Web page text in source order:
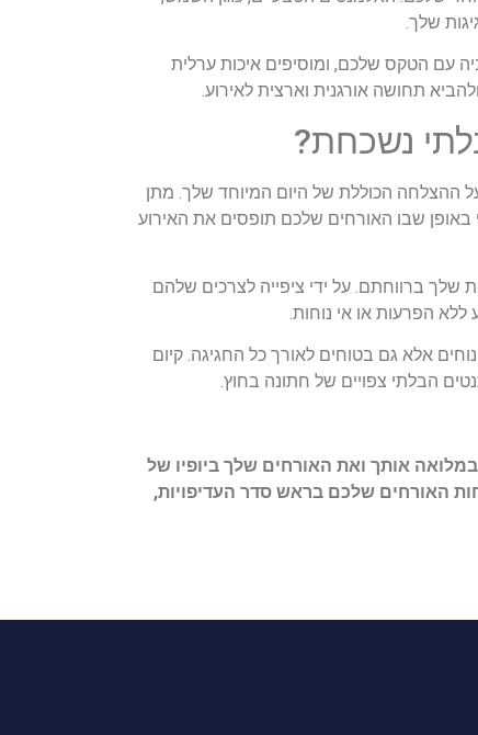
שלך.
עם הטקס שלכם, ומוסיפים איכות ערלית
תחושה אורגנית וארצית לאירוע.
ההצלחה הכוללת של היום המיוחד שלך. מתן
באופן שבו האורחים שלכם תופסים את האירוע
ברווחתם. על ידי ציפייה לצרכים שלהם
הפרעות או אי נוחות.
אלא גם בטוחים לאורך כל החגיגה. קיום
הבלתי צפויים של חתונה בחוץ.
אותך ואת האורחים שלך ביופיו של
האורחים שלכם בראש סדר העדיפויות,